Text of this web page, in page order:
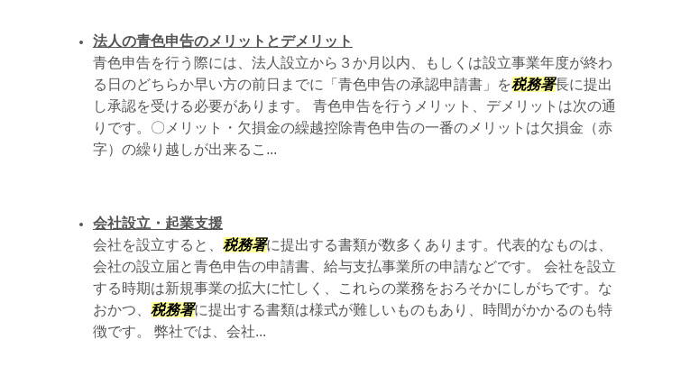
法人の青色申告のメリットとデメリット
青色申告を行う際には、法人設立から３か月以内、もしくは設立事業年度が終わ
る日のどちらか早い方の前日までに「青色申告の承認申請書」を税務署長に提出
し承認を受ける必要があります。 青色申告を行うメリット、デメリットは次の通
りです。〇メリット・欠損金の繰越控除青色申告の一番のメリットは欠損金（赤
字）の繰り越しが出来るこ...
会社設立・起業支援
会社を設立すると、 税務署に提出する書類が数多くあります。代表的なものは、
会社の設立届と青色申告の申請書、給与支払事業所の申請などです。 会社を設立
する時期は新規事業の拡大に忙しく、これらの業務をおろそかにしがちです。な
おかつ、 税務署に提出する書類は様式が難しいものもあり、時間がかかるのも特
徴です。 弊社では、会社...